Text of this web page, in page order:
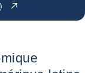
vigilantes